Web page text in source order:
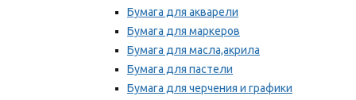
Бумага для акварели
Бумага для маркеров
Бумага для масла,акрила
Бумага для пастели
Бумага для черчения и графики